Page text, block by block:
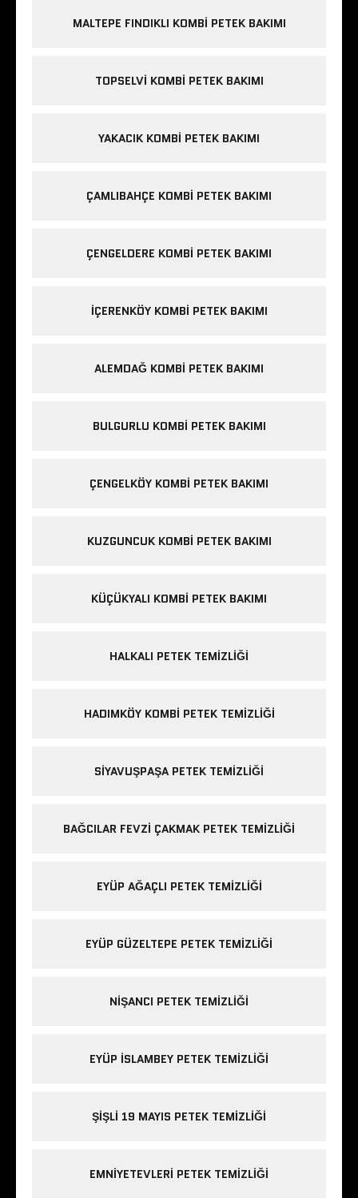
MALTEPE FINDIKLI KOMBI PETEK BAKIMI
TOPSELVI KOMBI PETEK BAKIMI
YAKACIK KOMBI PETEK BAKIMI
ÇAMLIBAHÇE KOMBI PETEK BAKIMI
ÇENGELDERE KOMBI PETEK BAKIMI
IÇERENKÖY KOMBI PETEK BAKIMI
ALEMDAĞ KOMBI PETEK BAKIMI
BULGURLU KOMBI PETEK BAKIMI
ÇENGELKÖY KOMBI PETEK BAKIMI
KUZGUNCUK KOMBI PETEK BAKIMI
KÜÇÜKYALI KOMBI PETEK BAKIMI
HALKALI PETEK TEMIZLIĞI
HADIMKÖY KOMBI PETEK TEMIZLIĞI
SIYAVUŞPAŞA PETEK TEMIZLIĞI
BAĞCILAR FEVZI ÇAKMAK PETEK TEMIZLIĞI
EYÜP AĞAÇLI PETEK TEMIZLIĞI
EYÜP GÜZELTEPE PETEK TEMIZLIĞI
NIŞANCI PETEK TEMIZLIĞI
EYÜP ISLAMBEY PETEK TEMIZLIĞI
ŞIŞLI 19 MAYIS PETEK TEMIZLIĞI
EMNIYETEVLERI PETEK TEMIZLIĞI